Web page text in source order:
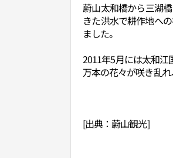
蔚山太和橋から三湖
きた洪水で耕作地へ
ました。
2011年5月には太和江
万本の花々が咲き乱
[出典：蔚山観光]